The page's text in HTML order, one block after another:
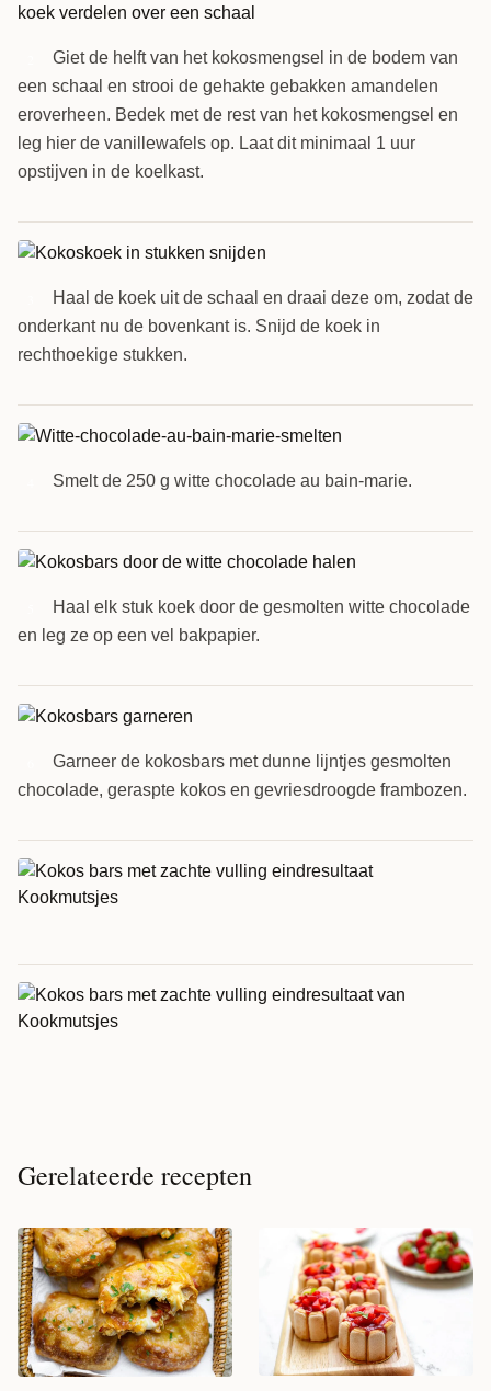
Giet de helft van het kokosmengsel in de bodem van
een schaal en strooi de gehakte gebakken amandelen
eroverheen. Bedek met de rest van het kokosmengsel en
leg hier de vanillewafels op. Laat dit minimaal 1 uur
opstijven in de koelkast.
Haal de koek uit de schaal en draai deze om, zodat de
onderkant nu de bovenkant is. Snijd de koek in
rechthoekige stukken.
Smelt de 250 g witte chocolade au bain-marie.
Haal elk stuk koek door de gesmolten witte chocolade
en leg ze op een vel bakpapier.
Garneer de kokosbars met dunne lijntjes gesmolten
chocolade, geraspte kokos en gevriesdroogde frambozen.
Gerelateerde recepten